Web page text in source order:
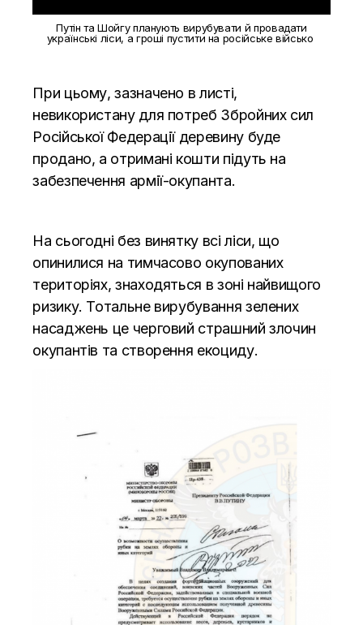
Путін та Шойгу планують вирубувати й провадати
українські ліси, а гроші пустити на російське військо
При цьому, зазначено в листі,
невикористану для потреб Збройних сил
Російської Федерації деревину буде
продано, а отримані кошти підуть на
забезпечення армії-окупанта.
На сьогодні без винятку всі ліси, що
опинилися на тимчасово окупованих
територіях, знаходяться в зоні найвищого
ризику. Тотальне вирубування зелених
насаджень це черговий страшний злочин
окупантів та створення екоциду.